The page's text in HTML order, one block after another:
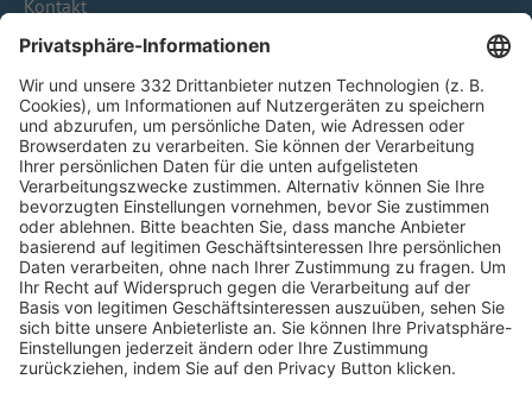
Kontakt
HÄUFIG BESUCHTE SEITEN
Pässe und Vereinswechsel
Trainerausbildung
Schulungsangebot Vereinsmitarbeiter
BFV-Geschäftsstellen
Trainerbörse
Login SpielPlus
FOLGE DEM BFV